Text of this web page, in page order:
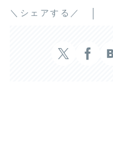
＼シェアする／